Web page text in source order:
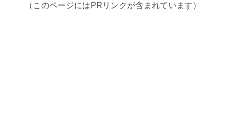
（このページにはPRリンクが含まれています）